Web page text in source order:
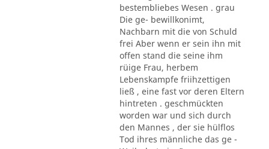
bestembliebes Wesen . grau
Die ge- bewillkonimt,
Nachbarn mit die von Schuld
frei Aber wenn er sein ihn mit
offen stand die seine ihm
rüige Frau, herbem
Lebenskampfe friihzettigen
ließ , eine fast vor deren Eltern
hintreten . geschmückten
worden war und sich durch
den Mannes , der sie hülflos
Tod ihres männliche das ge -